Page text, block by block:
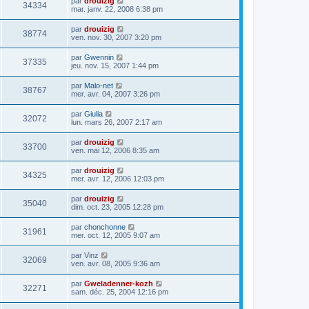
34334
mar. janv. 22, 2008 6:38 pm
38774 par drouizig
ven. nov. 30, 2007 3:20 pm
37335 par Gwennin
jeu. nov. 15, 2007 1:44 pm
38767 par Malo-net
mer. avr. 04, 2007 3:26 pm
32072 par Giulia
lun. mars 26, 2007 2:17 am
33700 par drouizig
ven. mai 12, 2006 8:35 am
34325 par drouizig
mer. avr. 12, 2006 12:03 pm
35040 par drouizig
dim. oct. 23, 2005 12:28 pm
31961 par chonchonne
mer. oct. 12, 2005 9:07 am
32069 par Vinz
ven. avr. 08, 2005 9:36 am
32271 par Gweladenner-kozh
sam. déc. 25, 2004 12:16 pm